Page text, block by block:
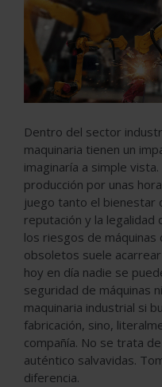
Dentro del sector
maquinaria tienen un
imaginaría a simple
producción por unas
juego tanto el bienestar
reputación y la legalidad
los riesgos de
obsoletos suele
hoy en día nadie se
seguridad de máquinas
maquinaria industrial si
fabricación, sino,
compañía. No se trata
auténtico salvavidas.
diferencia.